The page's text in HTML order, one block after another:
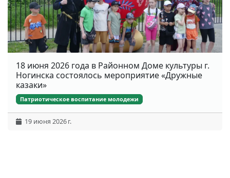
18 июня 2026 года в Районном Доме культуры г.
Ногинска состоялось мероприятие «Дружные
казаки»
Патриотическое воспитание молодежи
19 июня 2026 г.